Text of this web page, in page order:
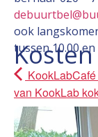
ook
tussen 10.00
Kosten
van KookLab